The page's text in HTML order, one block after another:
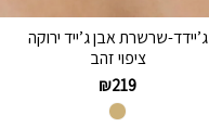
ג’יידד-שרשרת אבן ג’ייד ירוקה
ציפוי זהב
₪219